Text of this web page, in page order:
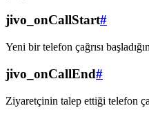
jivo_onCallStart#
Yeni bir telefon çağrısı
jivo_onCallEnd#
Ziyaretçinin talep ettiği telefon